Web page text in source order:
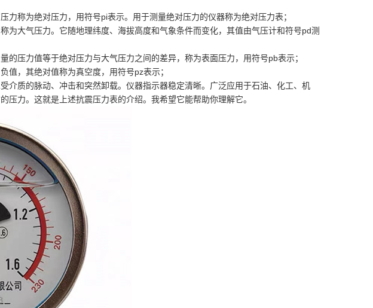
力称为绝对压力，用符号pi表示。用于测量绝对压力的仪器称为绝对压力表；
为大气压力。它随地理纬度、海拔高度和气象条件而变化，其值由气压计和符号pd测
的压力值等于绝对压力与大气压力之间的差异，称为表面压力，用符号pb表示；
值，其绝对值称为真空度，用符号pz表示；
介质的脉动、冲击和突然卸载。仪器指示器稳定清晰。广泛应用于石油、化工、机
压力。这就是上述抗震压力表的介绍。我希望它能帮助你理解它。